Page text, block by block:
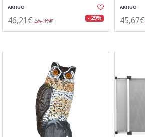
AKHUO
46,21€ 65,36€ - 29%
AKHUO
45,67€